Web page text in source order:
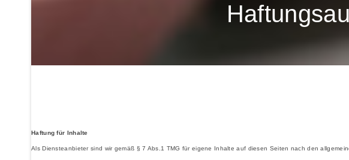
Haftung für Inhalte
Als Diensteanbieter sind wir gemäß § 7 Abs.1 TMG für eigene Inhalte auf diesen Seiten nach den